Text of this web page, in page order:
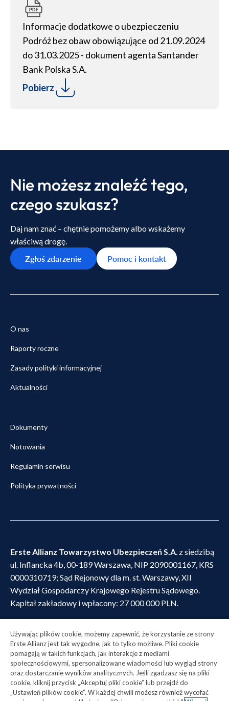
Informacje dodatkowe o ubezpieczeniu
Podróż bez obaw obowiązujące od 21.09.2024
do 31.03.2025 - dokument agenta Santander
Bank Polska S.A.
Pobierz
Nie możesz znaleźć tego,
czego szukasz?
Daj nam znać – chętnie pomożemy albo wskażemy
właściwą drogę.
Zgłoś zdarzenie
Pomoc i kontakt
O nas
Raporty roczne
Zasady polityki informacyjnej
Aktualności
Dokumenty
Notowania
Regulamin serwisu
Polityka prywatności
Erste Allianz Towarzystwo Ubezpieczeń S.A . z siedzibą
ul. Inflancka 4b, 00-189 Warszawa, NIP 2090001167, KRS
0000310719; Sąd Rejonowy dla m. st. Warszawy, XII
Wydział Gospodarczy Krajowego Rejestru Sądowego.
Kapitał zakładowy i wpłacony: 27 000 000 PLN.
siedzibą ul. Inflancka 4b, 00-189 Warszawa, NIP
2090001173, KRS 0000310692; Sąd Rejonowy dla m. st.
Warszawy, XII Wydział Gospodarczy Krajowego Rejestru
Sądowego. Kapitał zakładowy i wpłacony: 24 250 000 PLN.
Używając plików cookie, możemy zapewnić, że korzystanie ze strony
Erste Allianz jest tak wygodne, jak to tylko możliwe. Pliki cookie
pomagają w takich funkcjach, jak interakcje z mediami
społecznościowymi, spersonalizowane wiadomości lub wygląd strony
oraz dostarczanie wyników analitycznych. Jeśli zgadzasz się na pliki
cookie, kliknij przycisk „Akceptuj pliki cookie” lub przejdź do
„Ustawień plików cookie”. W każdej chwili możesz również wycofać